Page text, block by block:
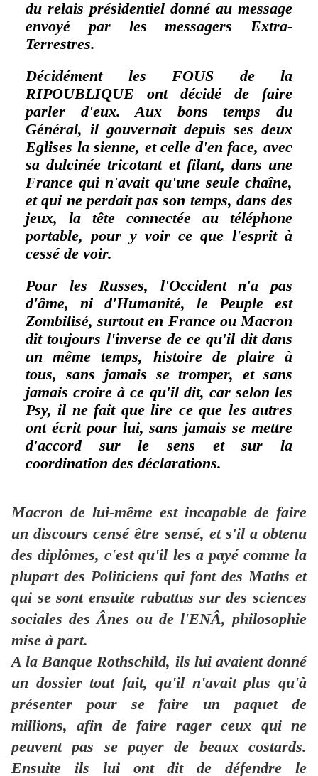
du relais présidentiel donné au message
envoyé par les messagers Extra-
Terrestres.
Décidément les FOUS de la
RIPOUBLIQUE ont décidé de faire
parler d'eux. Aux bons temps du
Général, il gouvernait depuis ses deux
Eglises la sienne, et celle d'en face, avec
sa dulcinée tricotant et filant, dans une
France qui n'avait qu'une seule chaîne,
et qui ne perdait pas son temps, dans des
jeux, la tête connectée au téléphone
portable, pour y voir ce que l'esprit à
cessé de voir.
Pour les Russes, l'Occident n'a pas
d'âme, ni d'Humanité, le Peuple est
Zombilisé, surtout en France ou Macron
dit toujours l'inverse de ce qu'il dit dans
un même temps, histoire de plaire à
tous, sans jamais se tromper, et sans
jamais croire à ce qu'il dit, car selon les
Psy, il ne fait que lire ce que les autres
ont écrit pour lui, sans jamais se mettre
d'accord sur le sens et sur la
coordination des déclarations.
Macron de lui-même est incapable de faire
un discours censé être sensé, et s'il a obtenu
des diplômes, c'est qu'il les a payé comme la
plupart des Politiciens qui font des Maths et
qui se sont ensuite rabattus sur des sciences
sociales des Ânes ou de l'ENÂ, philosophie
mise à part.
A la Banque Rothschild, ils lui avaient donné
un dossier tout fait, qu'il n'avait plus qu'à
présenter pour se faire un paquet de
millions, afin de faire rager ceux qui ne
peuvent pas se payer de beaux costards.
Ensuite ils lui ont dit de défendre le